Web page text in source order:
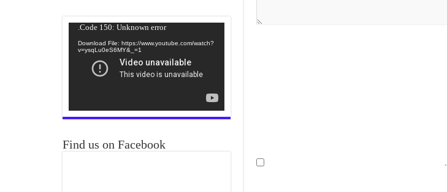
Code 150: Unknown error.
Download File: https://www.youtube.com/watch?
v=ysqLu0eS6MY&_=1
Find us on Facebook